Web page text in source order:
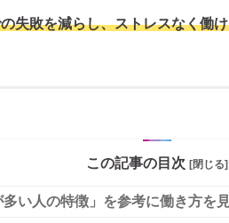
失敗を減らし、ストレスなく働
この記事の目次 [閉じる]
多い人の特徴」を参考に働き方を